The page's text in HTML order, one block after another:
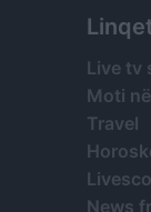
Live tv
Moti
Travel
News